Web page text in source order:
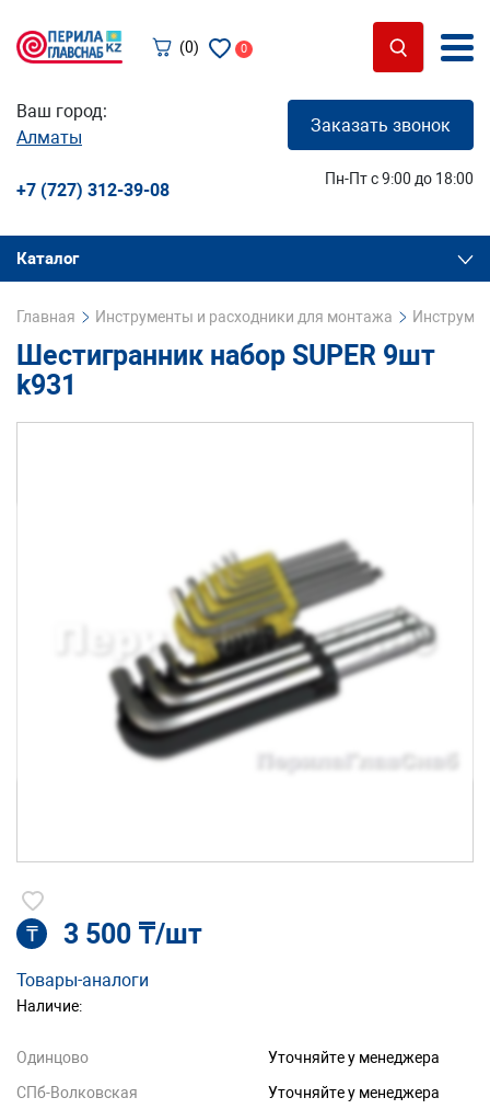
(0) 0
Ваш город:
Алматы
Заказать звонок
+7 (727) 312-39-08
Пн-Пт с 9:00 до 18:00
Каталог
Главная Инструменты и расходники для монтажа
Шестигранник набор SUPER 9шт
k931
₸ 3 500 ₸/шт
Товары-аналоги
Наличие:
Одинцово
Уточняйте у менеджера
СПб-Волковская
Уточняйте у менеджера